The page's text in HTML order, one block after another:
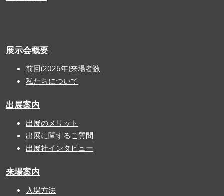
展示会概要
前回(2026年)来場者数
私たちについて
出展案内
出展のメリット
出展に関するご質問
出展社インタビュー
来場案内
入場方法